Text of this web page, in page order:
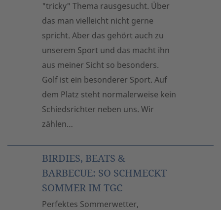
"tricky" Thema rausgesucht. Über
das man vielleicht nicht gerne
spricht. Aber das gehört auch zu
unserem Sport und das macht ihn
aus meiner Sicht so besonders.
Golf ist ein besonderer Sport. Auf
dem Platz steht normalerweise kein
Schiedsrichter neben uns. Wir
zählen…
BIRDIES, BEATS &
BARBECUE: SO SCHMECKT
SOMMER IM TGC
Perfektes Sommerwetter,